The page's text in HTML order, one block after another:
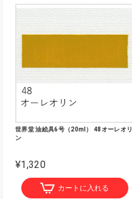
世界堂 油絵具6号（20ml） 48オーレオリ
ン
¥1,320
カートに入れる